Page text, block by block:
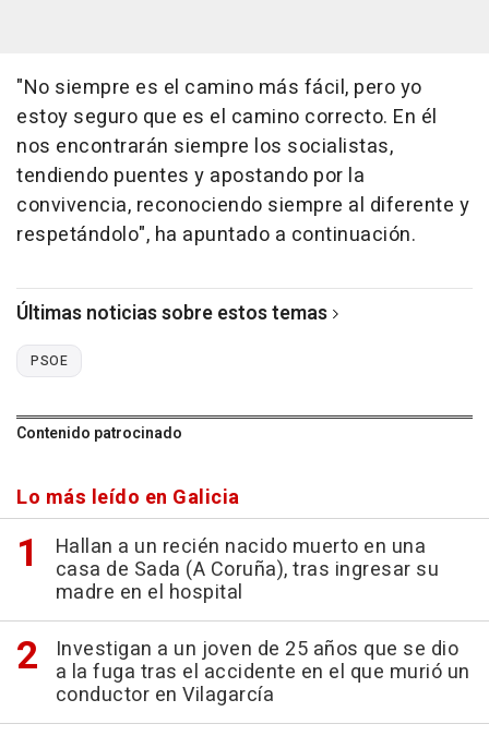
"No siempre es el camino más fácil, pero yo
estoy seguro que es el camino correcto. En él
nos encontrarán siempre los socialistas,
tendiendo puentes y apostando por la
convivencia, reconociendo siempre al diferente y
respetándolo", ha apuntado a continuación.
Últimas noticias sobre estos temas
PSOE
Contenido patrocinado
Lo más leído en Galicia
Hallan a un recién nacido muerto en una
casa de Sada (A Coruña), tras ingresar su
madre en el hospital
Investigan a un joven de 25 años que se dio
a la fuga tras el accidente en el que murió un
conductor en Vilagarcía